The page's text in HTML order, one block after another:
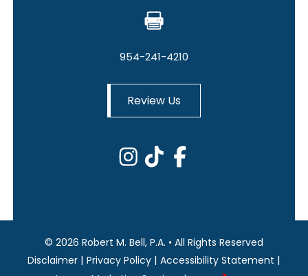
954-241-4210
Review Us
© 2026 Robert M. Bell, P.A. • All Rights Reserved
Disclaimer | Privacy Policy | Accessibility Statement |